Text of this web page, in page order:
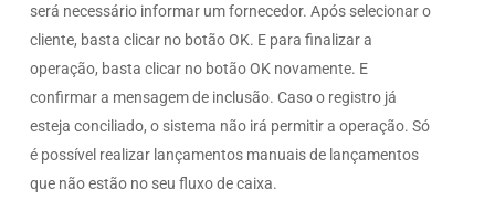
será necessário informar um fornecedor. Após selecionar o
cliente, basta clicar no botão OK. E para finalizar a
operação, basta clicar no botão OK novamente. E
confirmar a mensagem de inclusão. Caso o registro já
esteja conciliado, o sistema não irá permitir a operação. Só
é possível realizar lançamentos manuais de lançamentos
que não estão no seu fluxo de caixa.